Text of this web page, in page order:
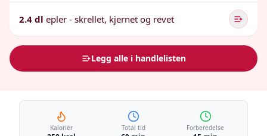
2.4 dl epler - skrellet, kjernet og revet
Legg alle i handlelisten
Kalorier Total tid Forberedelse